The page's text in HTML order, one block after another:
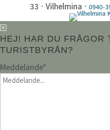
33 · Vilhelmina ·0940-
HEJ! HAR DU FRÅGOR
TURISTBYRÅN?
Meddelande*